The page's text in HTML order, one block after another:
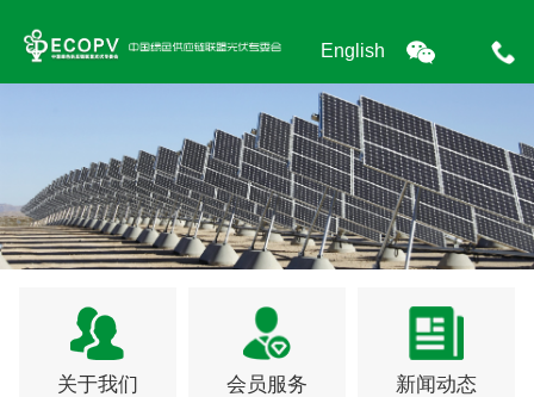
English
关于我们 会员服务 新闻动态